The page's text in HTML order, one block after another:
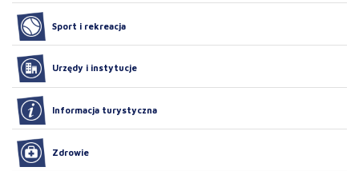
Sport i rekreacja
Urzędy i instytucje
Informacja turystyczna
Zdrowie